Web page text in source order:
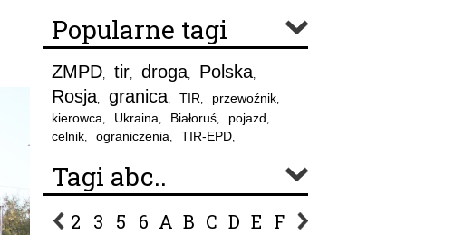
Popularne tagi
ZMPD, tir, droga, Polska,
Rosja, granica, TIR, przewoźnik,
kierowca, Ukraina, Białoruś, pojazd,
celnik, ograniczenia, TIR-EPD,
Tagi abc..
2 3 5 6 A B C D E F G